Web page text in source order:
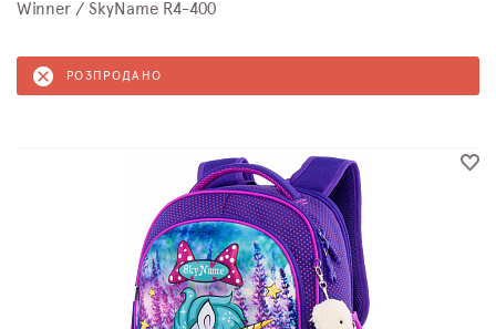
Winner / SkyName R4-400
РОЗПРОДАНО